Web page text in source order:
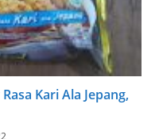
Kari Ala Jepang,